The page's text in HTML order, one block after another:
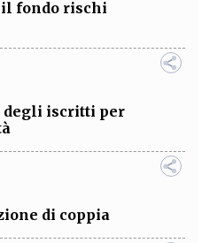
il fondo rischi
degli iscritti per
di coppia